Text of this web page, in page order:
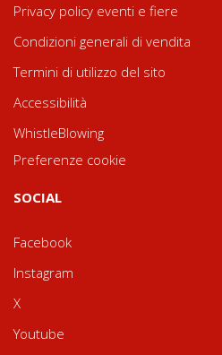
Privacy policy eventi e fiere
Condizioni generali di vendita
Termini di utilizzo del sito
Accessibilità
WhistleBlowing
Preferenze cookie
SOCIAL
Facebook
Instagram
X
Youtube